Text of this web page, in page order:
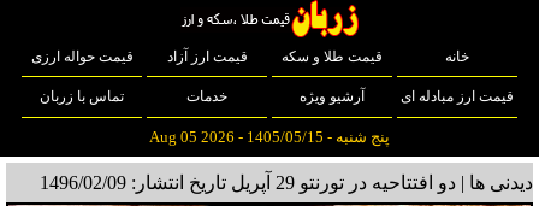
خانه قیمت طلا و سکه قیمت ارز آزاد قیمت حواله ارزی
قیمت ارز مبادله ای آرشیو ویژه خدمات تماس با زربان
پنج شنبه - 1405/05/15 - Aug 05 2026
دیدنی ها | دو افتتاحیه در تورنتو 29 آپریل تاریخ انتشار: 1496/02/09